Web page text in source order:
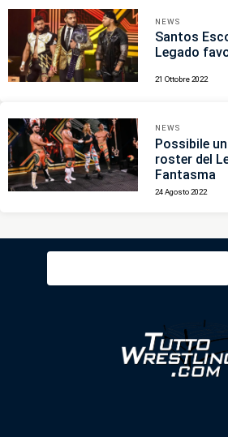
NEWS
Santos
Legado
21 Ottobre 2022
NEWS
Possibile
roster del
Fantasma
24 Agosto 2022
Ricerca